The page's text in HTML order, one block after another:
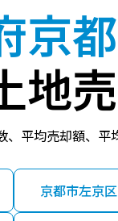
京
地
平均売却額、
京都市左京区